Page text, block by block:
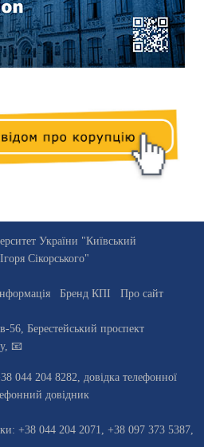
України "Київський
Сікорського"
Бренд КПІ
Про сайт
-56, Берестейський проспект
, 📧
044 204 8282 , довiдка телефонної
довідник
+38 044 204 2071, +38 097 373 5387,